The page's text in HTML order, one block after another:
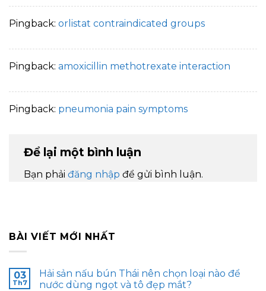
Pingback: orlistat contraindicated groups
Pingback: amoxicillin methotrexate interaction
Pingback: pneumonia pain symptoms
Để lại một bình luận
Bạn phải đăng nhập để gửi bình luận.
BÀI VIẾT MỚI NHẤT
03
Th7
Hải sản nấu bún Thái nên chọn loại nào để
nước dùng ngọt và tô đẹp mắt?